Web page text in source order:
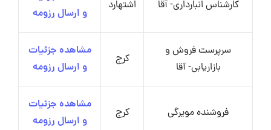
کارشناس انبارداری- آقا اشتهارد
و ارسال رزومه
سرپرست فروش و
بازاریابی- آقا
کرج
مشاهده جزئیات
و ارسال رزومه
فروشنده مویرگی کرج
مشاهده جزئیات
و ارسال رزومه